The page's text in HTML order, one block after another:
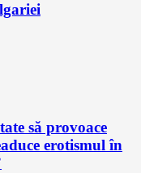
să provoace
erotismul în